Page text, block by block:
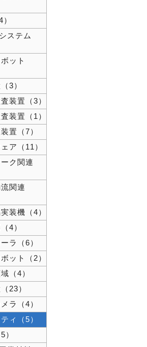
ステム
ット
3）
装置（3）
装置（1）
置（7）
ア（11）
ク関連
関連
装機（4）
4）
ラ（6）
ット（2）
（4）
23）
ラ（4）
ィ（5）
）